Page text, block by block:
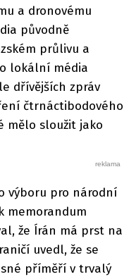
a dronovému
původně
průlivu a
lokální média
dřívějších zpráv
čtrnáctibodového
mělo sloužit jako
výboru pro národní
memorandum
že Írán má prst na
uvedl, že se
příměří v trvalý